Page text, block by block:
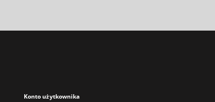
Konto użytkownika